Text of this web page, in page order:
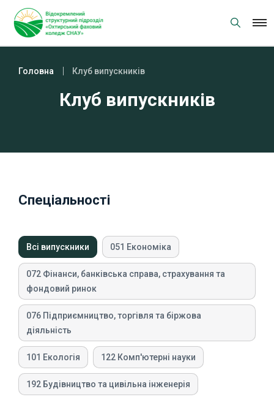
content
Головна Клуб випускників
Клуб випускників
Спеціальності
Всі випускники 051 Економіка
072 Фінанси, банківська справа, страхування та
фондовий ринок
076 Підприємництво, торгівля та біржова
діяльність
101 Екологія 122 Комп'ютерні науки
192 Будівництво та цивільна інженерія